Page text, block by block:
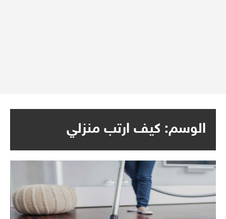
الوسم: كيف ارتب منزلي